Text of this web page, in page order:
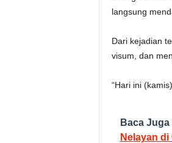
langsung
Dari kejadian
visum, dan
“Hari ini
Baca Juga
Nelayan di